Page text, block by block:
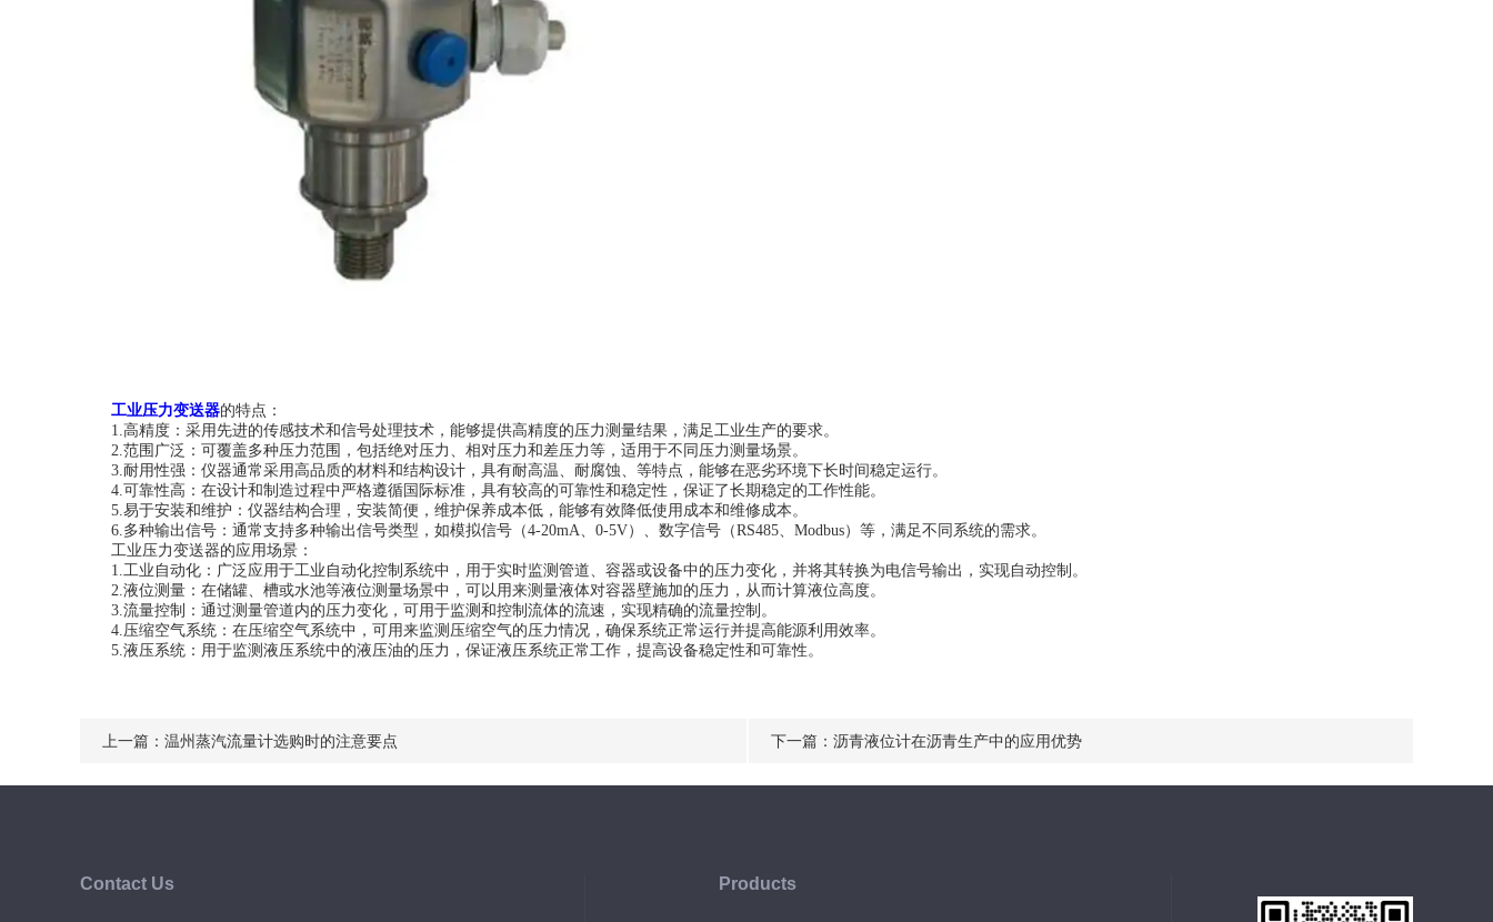
工业压力变送器的特点：
1.高精度：采用先进的传感技术和信号处理技术，能够提供高精度的压力测量结果，满足工业生产的要求。
2.范围广泛：可覆盖多种压力范围，包括绝对压力、相对压力和差压力等，适用于不同压力测量场景。
3.耐用性强：仪器通常采用高品质的材料和结构设计，具有耐高温、耐腐蚀、等特点，能够在恶劣环境下长时间稳定运行。
4.可靠性高：在设计和制造过程中严格遵循国际标准，具有较高的可靠性和稳定性，保证了长期稳定的工作性能。
5.易于安装和维护：仪器结构合理，安装简便，维护保养成本低，能够有效降低使用成本和维修成本。
6.多种输出信号：通常支持多种输出信号类型，如模拟信号（4-20mA、0-5V）、数字信号（RS485、Modbus）等，满足不同系统的需求。
工业压力变送器的应用场景：
1.工业自动化：广泛应用于工业自动化控制系统中，用于实时监测管道、容器或设备中的压力变化，并将其转换为电信号输出，实现自动控制。
2.液位测量：在储罐、槽或水池等液位测量场景中，可以用来测量液体对容器壁施加的压力，从而计算液位高度。
3.流量控制：通过测量管道内的压力变化，可用于监测和控制流体的流速，实现精确的流量控制。
4.压缩空气系统：在压缩空气系统中，可用来监测压缩空气的压力情况，确保系统正常运行并提高能源利用效率。
5.液压系统：用于监测液压系统中的液压油的压力，保证液压系统正常工作，提高设备稳定性和可靠性。
上一篇： 温州蒸汽流量计选购时的注意要点 下一篇： 沥青液位计在沥青生产中的应用优势
Contact Us Products